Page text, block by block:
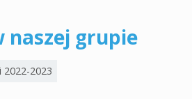
naszej grupie
2022-2023